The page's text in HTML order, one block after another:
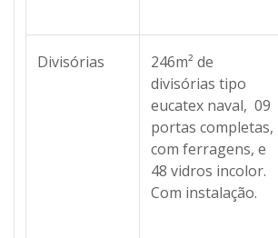
Divisórias
246m² de
divisórias tipo
eucatex naval, 09
portas completas,
com ferragens, e
48 vidros incolor.
Com instalação.